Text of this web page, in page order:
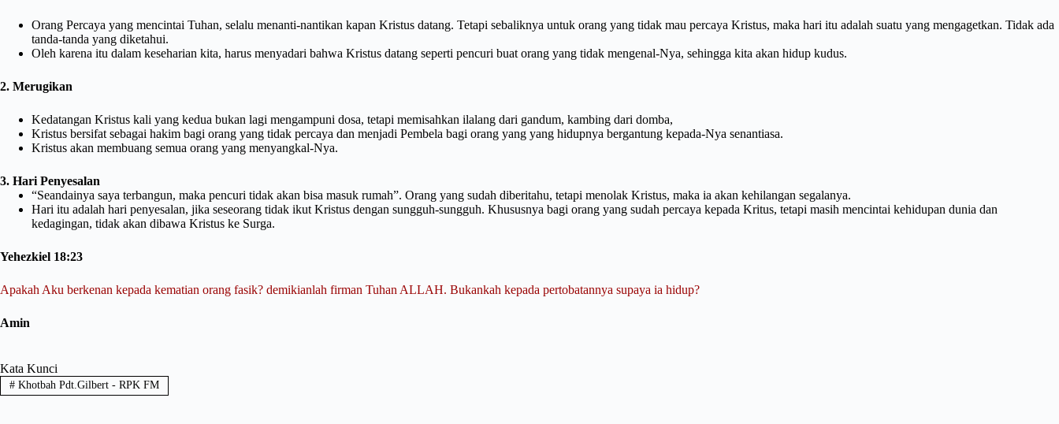
Orang Percaya yang mencintai Tuhan, selalu menanti-nantikan kapan Kristus datang. Tetapi sebaliknya untuk orang yang tidak mau percaya Kristus, maka hari itu adalah suatu yang mengagetkan. Tidak ada
tanda-tanda yang diketahui.
Oleh karena itu dalam keseharian kita, harus menyadari bahwa Kristus datang seperti pencuri buat orang yang tidak mengenal-Nya, sehingga kita akan hidup kudus.
2. Merugikan
Kedatangan Kristus kali yang kedua bukan lagi mengampuni dosa, tetapi memisahkan ilalang dari gandum, kambing dari domba,
Kristus bersifat sebagai hakim bagi orang yang tidak percaya dan menjadi Pembela bagi orang yang yang hidupnya bergantung kepada-Nya senantiasa.
Kristus akan membuang semua orang yang menyangkal-Nya.
3. Hari Penyesalan
“Seandainya saya terbangun, maka pencuri tidak akan bisa masuk rumah”. Orang yang sudah diberitahu, tetapi menolak Kristus, maka ia akan kehilangan segalanya.
Hari itu adalah hari penyesalan, jika seseorang tidak ikut Kristus dengan sungguh-sungguh. Khususnya bagi orang yang sudah percaya kepada Kritus, tetapi masih mencintai kehidupan dunia dan
kedagingan, tidak akan dibawa Kristus ke Surga.
Yehezkiel 18:23
Apakah Aku berkenan kepada kematian orang fasik? demikianlah firman Tuhan ALLAH. Bukankah kepada pertobatannya supaya ia hidup?
Amin
Kata Kunci
#Khotbah Pdt.Gilbert - RPK FM